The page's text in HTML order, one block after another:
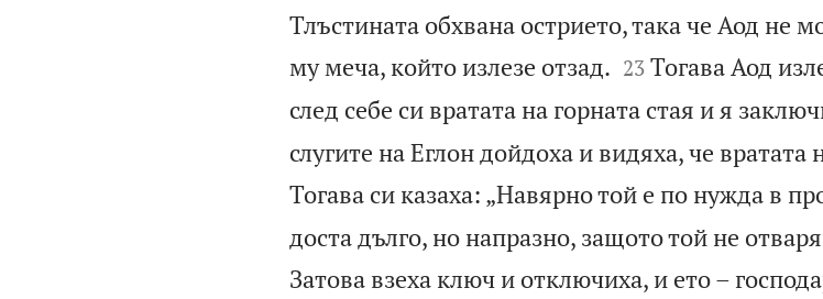
Тлъстината обхвана острието, така че Аод не
му меча, който излезе отзад.
23 Тогава Аод
след себе си вратата на горната стая и я
слугите на Еглон дойдоха и видяха, че вратата
Тогава си казаха: „Навярно той е по нужда в
доста дълго, но напразно, защото той не
Затова взеха ключ и отключиха, и ето –